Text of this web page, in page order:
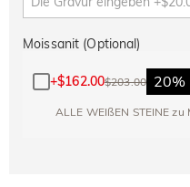
Moissanit (Optional)
+$162.00$203.00 20%
ALLE WEIßEN STEINE